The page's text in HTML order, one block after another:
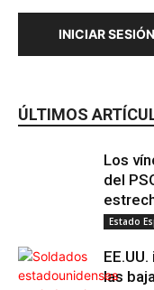
Murcia
INICIAR
ÚLTIMOS
Los
del
Estado
las